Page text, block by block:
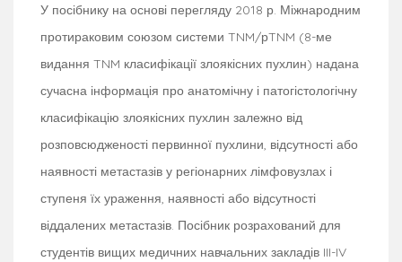
У посібнику на основі перегляду 2018 р. Міжнародним
протираковим союзом системи TNM/рTNM (8-ме
видання TNM класифікації злоякісних пухлин) надана
сучасна інформація про анатомічну і патогістологічну
класифікацію злоякісних пухлин залежно від
розповсюдженості первинної пухлини, відсутності або
наявності метастазів у регіонарних лімфовузлах і
ступеня їх ураження, наявності або відсутності
віддалених метастазів. Посібник розрахований для
студентів вищих медичних навчальних закладів III-IV